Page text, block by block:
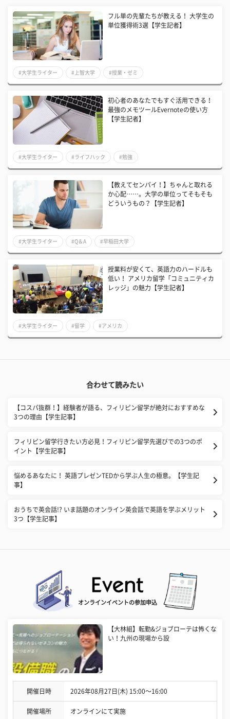
フル単の先輩たちが教える！ 大学生の
単位獲得術3選【学生記者】
#大学生ライター #上智大学 #授業・ゼミ
初心者のあなたでもすぐ活用できる！
最強のメモツールEvernoteの使い方
【学生記者】
#大学生ライター #ライフハック #勉強
【教えてセンパイ！】ちゃんと取れる
か心配……。大学の単位ってそもそも
どういうもの？【学生記者】
#大学生ライター #Q＆A #早稲田大学
授業料が安くて、英語力のハードルも
低い！ アメリカ留学「コミュニティカ
レッジ」の魅力【学生記者】
#大学生ライター #留学 #アメリカ
合わせて読みたい
【コスパ抜群！】経験者が語る、フィリピン留学が絶対におすすめな
3つの理由【学生記事】
フィリピン留学行きたい方必見！フィリピン留学先選びでの3つのポ
イント【学生記事】
悩めるあなたに！ 英語プレゼンTEDから学ぶ人生の極意。【学生記
事】
おうちで英会話!? いま話題のオンライン英会話で英語を学ぶメリット
3つ【学生記事】
オンラインイベントの参加申込
【大林組】転勤&ジョブローテは怖くな
い！九州の現場から設
開催日時 2026年08月27日(木) 15:00〜16:00
開催場所 オンラインにて実施